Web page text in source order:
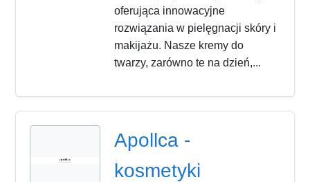
oferująca innowacyjne
rozwiązania w pielęgnacji skóry i
makijażu. Nasze kremy do
twarzy, zarówno te na dzień,...
Apollca -
kosmetyki